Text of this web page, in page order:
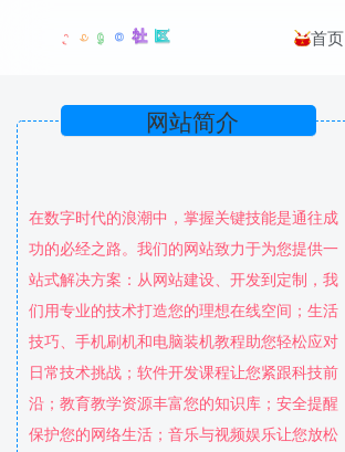
首页
在数字时代的浪潮中，掌握关键技能是通往成
功的必经之路。我们的网站致力于为您提供一
站式解决方案：从网站建设、开发到定制，我
们用专业的技术打造您的理想在线空间；生活
技巧、手机刷机和电脑装机教程助您轻松应对
日常技术挑战；软件开发课程让您紧跟科技前
沿；教育教学资源丰富您的知识库；安全提醒
保护您的网络生活；音乐与视频娱乐让您放松